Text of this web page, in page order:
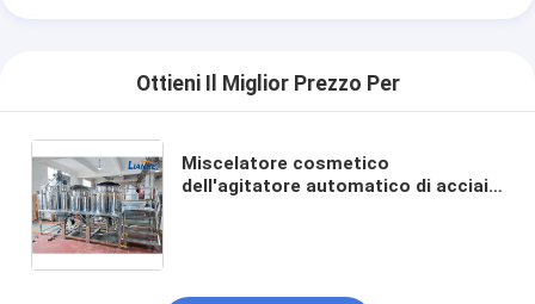
Ottieni Il Miglior Prezzo Per
Miscelatore cosmetico
dell'agitatore automatico di acciaio